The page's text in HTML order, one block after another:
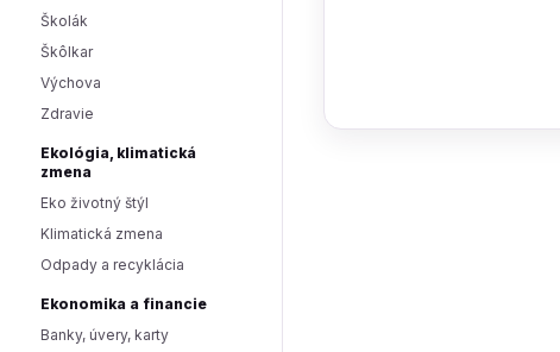
Školák
Škôlkar
Výchova
Zdravie
Ekológia, klimatická
zmena
Eko životný štýl
Klimatická zmena
Odpady a recyklácia
Ekonomika a financie
Banky, úvery, karty